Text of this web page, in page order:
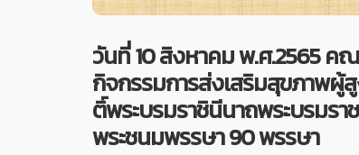
วันที่ 10 สิงหาคม พ.ศ.2565
กิจกรรมการส่งเสริมสุขภาพผู้สู
ติ์พระบรมราชินีนาถพระบรมร
พระชนมพรรษา 90 พรรษา